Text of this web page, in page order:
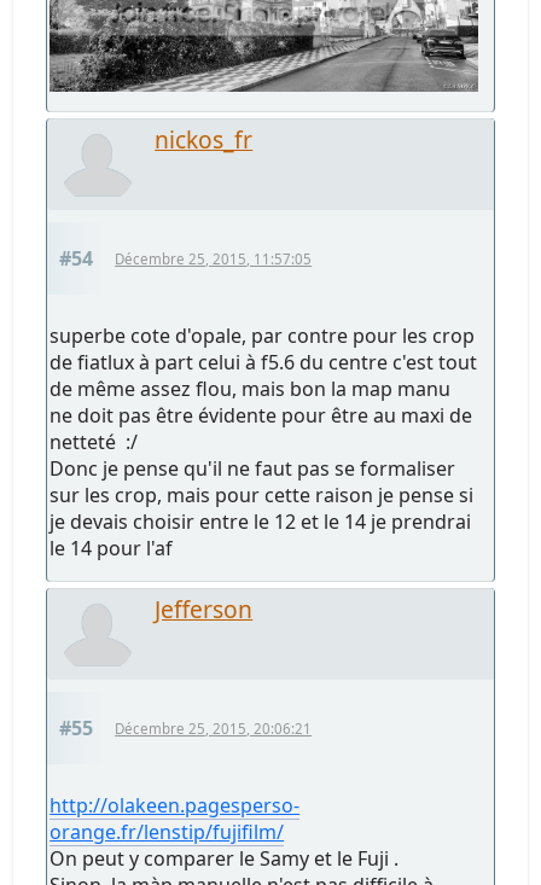
nickos_fr
#54 Décembre 25, 2015, 11:57:05
superbe cote d'opale, par contre pour les crop
de fiatlux à part celui à f5.6 du centre c'est tout
de même assez flou, mais bon la map manu
ne doit pas être évidente pour être au maxi de
netteté :/
Donc je pense qu'il ne faut pas se formaliser
sur les crop, mais pour cette raison je pense si
je devais choisir entre le 12 et le 14 je prendrai
le 14 pour l'af
Jefferson
#55 Décembre 25, 2015, 20:06:21
http://olakeen.pagesperso-
orange.fr/lenstip/fujifilm/
On peut y comparer le Samy et le Fuji .